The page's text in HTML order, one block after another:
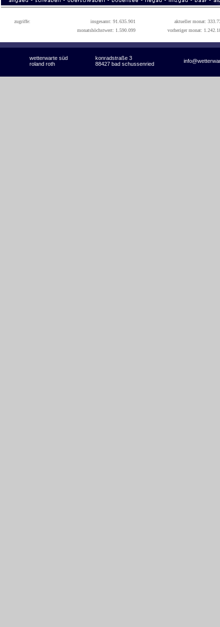
zugriffe: insgesamt: 91.635.901
aktueller monat:
monatshöchstwert: 1.590.099
vorheriger monat:
wetterwarte süd konradstraße 3
roland roth 88427 bad schussenried